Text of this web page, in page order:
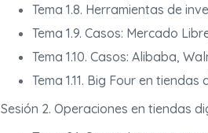
Tema 1.8. Herramientas de
Tema 1.9. Casos: Mercado
Tema 1.10. Casos: Alibaba,
Tema 1.11. Big Four en
Sesión 2. Operaciones en tiendas